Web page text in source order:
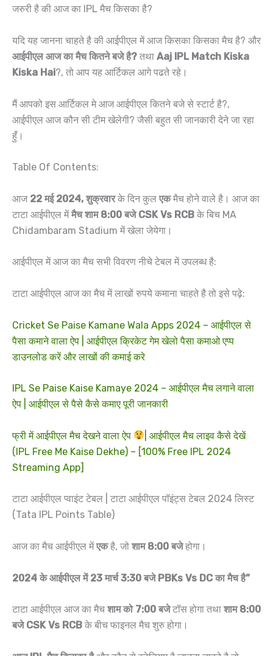
जरुरी है की आज का IPL मैच किसका है?
यदि यह जानना चाहते है की आईपीएल में आज किसका किसका मैच है? और
आईपीएल आज का मैच कितने बजे है? तथा Aaj IPL Match Kiska
Kiska Hai?, तो आप यह आर्टिकल आगे पढते रहे।
मैं आपको इस आर्टिकल मे आज आईपीएल कितने बजे से स्टार्ट है?,
आईपीएल आज कौन सी टीम खेलेगी? जैसी बहुत सी जानकारी देने जा रहा
हुँ।
Table Of Contents:
आज22 मई 2024, शुक्रवारके दिन कुल एकमैच होने वाले है। आज का
टाटा आईपीएल मेंमैच शाम 8:00 बजे CSK Vs RCB के बिच MA
Chidambaram Stadium में खेला जेयेगा।
आईपीएल में आज का मैच सभी विवरण नीचे टेबल में उपलब्ध है:
टाटा आईपीएल आज का मैच में लाखों रुपये कमाना चाहते है तो इसे पढ़े:
Cricket Se Paise Kamane Wala Apps 2024 – आईपीएल से
पैसा कमाने वाला ऐप | आईपीएल क्रिकेट गेम खेलो पैसा कमाओ एप्प
डाउनलोड करें और लाखों की कमाई करे
IPL Se Paise Kaise Kamaye 2024 – आईपीएल मैच लगाने वाला
ऐप | आईपीएल से पैसे कैसे कमाए पूरी जानकारी
फ्री में आईपीएल मैच देखने वाला ऐप
| आईपीएल मैच लाइव कैसे देखें
(IPL Free Me Kaise Dekhe) – [100% Free IPL 2024
Streaming App]
टाटा आईपीएल प्वाइंट टेबल | टाटा आईपीएल पॉइंट्स टेबल 2024 लिस्ट
(Tata IPL Points Table)
आज का मैच आईपीएल मेंएकहै, जो शाम 8:00 बजेहोगा।
2024 के आईपीएल में 23 मार्च 3:30 बजे PBKs Vs DC का मैच है”
टाटा आईपीएल आज का मैच शाम को 7:00 बजेटॉस होगा तथा शाम 8:00
बजे CSK Vs RCB के बीच फाइनल मैच शुरु होगा।